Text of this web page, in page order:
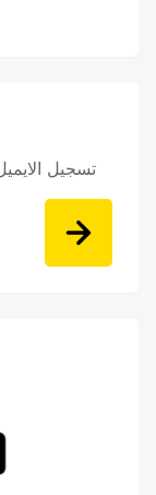
تسجيل